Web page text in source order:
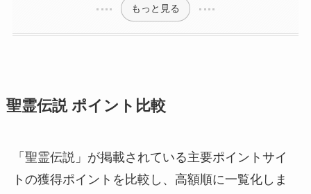
もっと見る
聖霊伝説 ポイント比較
「聖霊伝説」が掲載されている主要ポイントサイ
トの獲得ポイントを比較し、高額順に一覧化しま